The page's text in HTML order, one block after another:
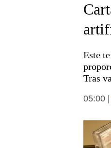
Arte
Este
Tras
05:00 |